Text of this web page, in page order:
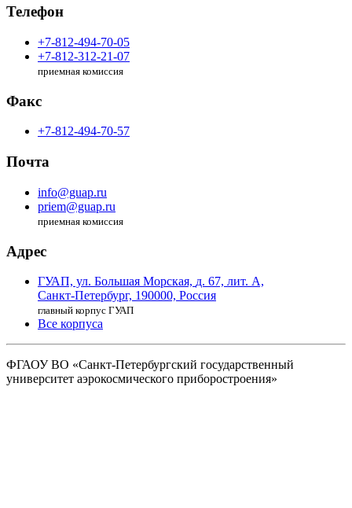
Телефон
+7-812-494-70-05
+7-812-312-21-07
приемная комиссия
Факс
+7-812-494-70-57
Почта
info@guap.ru
priem@guap.ru
приемная комиссия
Адрес
ГУАП, ул. Большая Морская, д. 67, лит. А,
Санкт-Петербург, 190000, Россия
главный корпус ГУАП
Все корпуса
ФГАОУ ВО «Санкт-Петербургский государственный
университет аэрокосмического приборостроения»